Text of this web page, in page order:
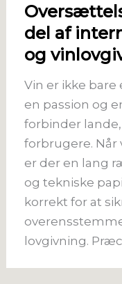
del af
og
Vin er ikke bare
en passion og
forbinder
forbrugere. Når
er der en lang
og tekniske
korrekt for at
lovgivning.